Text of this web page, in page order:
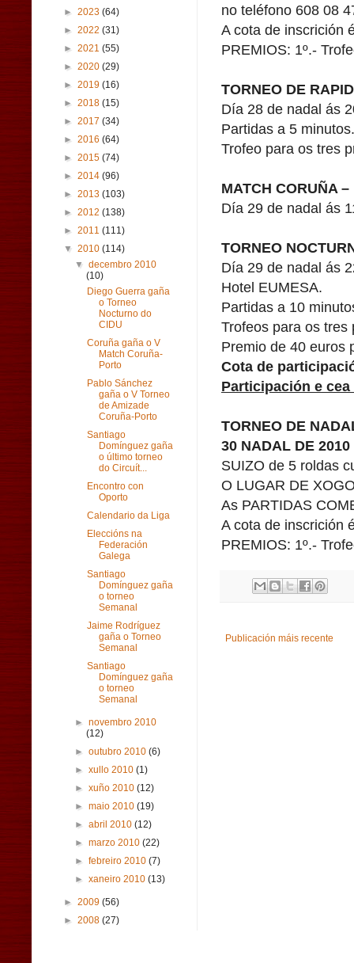
no teléfono 608 08
A cota de inscrición
PREMIOS: 1º.-
TORNEO DE
Día 28 de nadal ás
Partidas a 5
Trofeo para os tres
MATCH CORUÑA –
Día 29 de nadal ás
TORNEO
Día 29 de nadal ás
Hotel EUMESA.
Partidas a 10
Trofeos para os tres
Premio de 40 euros
Cota de
Participación e
TORNEO DE
30 NADAL DE 2010
SUIZO de 5 roldas
O LUGAR DE
As PARTIDAS
A cota de inscrición
PREMIOS: 1º.-
Publicación máis recente
► 2023 (64)
► 2022 (31)
► 2021 (55)
► 2020 (29)
► 2019 (16)
► 2018 (15)
► 2017 (34)
► 2016 (64)
► 2015 (74)
► 2014 (96)
► 2013 (103)
► 2012 (138)
► 2011 (111)
▼ 2010 (114)
▼decembro 2010
(10)
Diego Guerra gaña
o Torneo
Nocturno do
CIDU
Coruña gaña o V
Match Coruña-
Porto
Pablo Sánchez
gaña o V Torneo
de Amizade
Coruña-Porto
Santiago
Domínguez gaña
o último torneo
do Circuít...
Encontro con
Oporto
Calendario da Liga
Eleccións na
Federación
Galega
Santiago
Domínguez gaña
o torneo
Semanal
Jaime Rodríguez
gaña o Torneo
Semanal
Santiago
Domínguez gaña
o torneo
Semanal
►novembro 2010
(12)
►outubro 2010(6)
►xullo 2010(1)
►xuño 2010(12)
►maio 2010(19)
►abril 2010(12)
►marzo 2010(22)
►febreiro 2010(7)
►xaneiro 2010(13)
► 2009 (56)
► 2008 (27)